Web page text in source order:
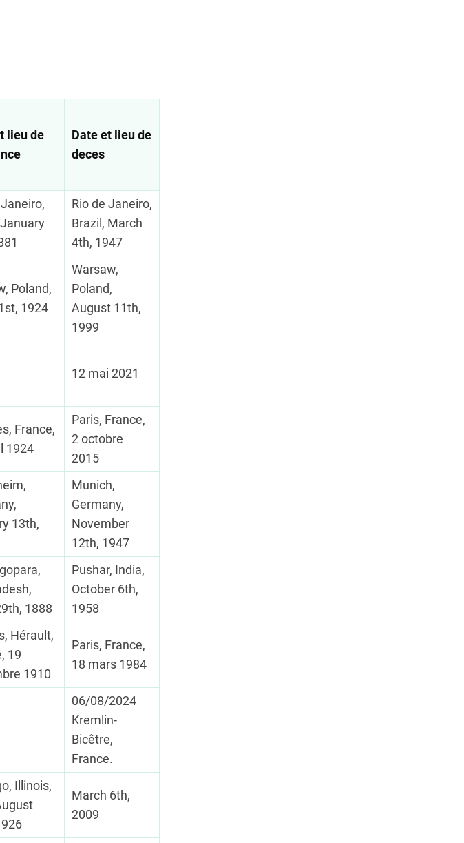
lieu de
Date et lieu de
deces
Rio de Janeiro,
Brazil, March
4th, 1947
Poland,
1924
Warsaw,
Poland,
August 11th,
1999
12 mai 2021
France,
1924
Paris, France,
2 octobre
2015
13th,
Munich,
Germany,
November
12th, 1947
1888
Pushar, India,
October 6th,
1958
Hérault,
19
1910
Paris, France,
18 mars 1984
06/08/2024
Kremlin-
Bicêtre,
France.
Illinois,
March 6th,
2009